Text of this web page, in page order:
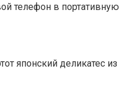
телефон в портативную
японский деликатес из